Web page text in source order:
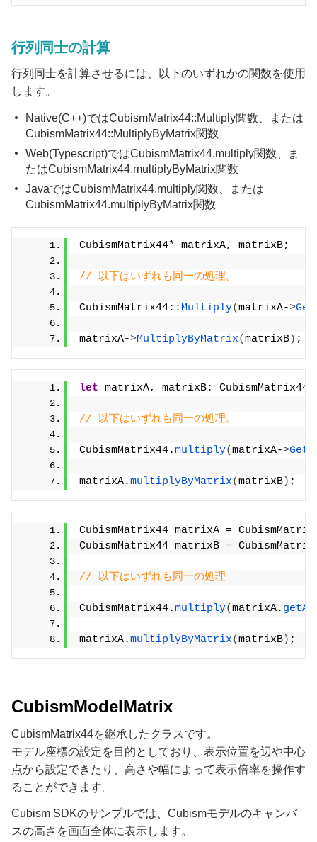
行列同士の計算
行列同士を計算させるには、以下のいずれかの関数を使用
します。
Native(C++)ではCubismMatrix44::Multiply関数、または
CubismMatrix44::MultiplyByMatrix関数
Web(Typescript)ではCubismMatrix44.multiply関数、ま
たはCubismMatrix44.multiplyByMatrix関数
JavaではCubismMatrix44.multiply関数、または
CubismMatrix44.multiplyByMatrix関数
CubismMatrix44* matrixA, matrixB;
// 以下はいずれも同一の処理。
CubismMatrix44:: Multiply(matrixA->
matrixA->MultiplyByMatrix(matrixB) ;
let matrixA, matrixB: CubismMatrix44;
// 以下はいずれも同一の処理。
CubismMatrix44.multiply(matrixA->
matrixA.multiplyByMatrix(matrixB) ;
CubismMatrix44 matrixA =
CubismMatrix44 matrixB =
// 以下はいずれも同一の処理
CubismMatrix44.multiply(matrixA.
matrixA.multiplyByMatrix(matrixB) ;
CubismModelMatrix
CubismMatrix44を継承したクラスです。
モデル座標の設定を目的としており、表示位置を辺や中心
点から設定できたり、高さや幅によって表示倍率を操作す
ることができます。
Cubism SDKのサンプルでは、Cubismモデルのキャンバ
スの高さを画面全体に表示します。